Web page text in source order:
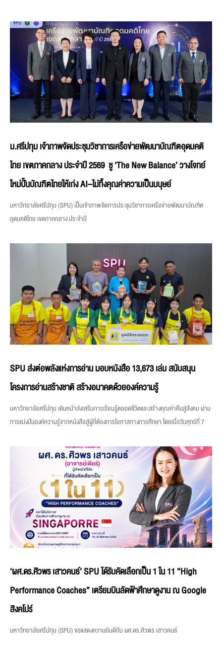
ม.ศรีปทุม เจ้าภาพจัดประชุมวิชาการเครือข่ายพัฒนาบัณฑิตอุดมคติ
ไทย เขตภาคกลาง ประจำปี 2569 ชู ‘The New Balance’ วางโจทย์
ใหม่ปั้นบัณฑิตไทยให้เก่ง AI–ไม่ทิ้งคุณค่าความเป็นมนุษย์
มหาวิทยาลัยศรีปทุม (SPU) เป็นเจ้าภาพจัดการประชุมวิชาการเครือข่ายพัฒนาบัณฑิต
อุดมคติไทย เขตภาคกลาง ประจำปี
SPU ส่งต่อพลังแห่งการอ่าน มอบหนังสือ 13,673 เล่ม สนับสนุน
โครงการอ่านสร้างชาติ สร้างอนาคตด้วยองค์ความรู้
มหาวิทยาลัยศรีปทุม เดินหน้าส่งเสริมการเรียนรู้ตลอดชีวิตและสร้างคุณค่าคืนสู่สังคม ผ่าน
การแบ่งปันองค์ความรู้จากหนังสือสู่ผู้ที่ต้องการโอกาสทางการศึกษา โดยเมื่อวันศุกร์ที่ 7
‘ผศ.ดร.ศิวพร เสาวคนธ์’ SPU ได้รับคัดเลือกเป็น 1 ใน 11 “High
Performance Coaches” เตรียมบินลัดฟ้าศึกษาดูงาน ณ Google
สิงคโปร์
มหาวิทยาลัยศรีปทุม (SPU) ขอแสดงความยินดีกับ ผศ.ดร.ศิวพร เสาวคนธ์